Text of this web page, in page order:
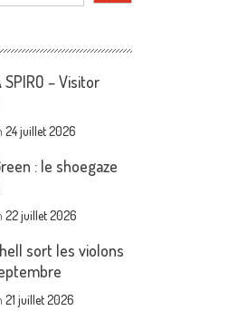
SPIRO – Visitor
24 juillet 2026
: le shoegaze
22 juillet 2026
sort les violons
21 juillet 2026